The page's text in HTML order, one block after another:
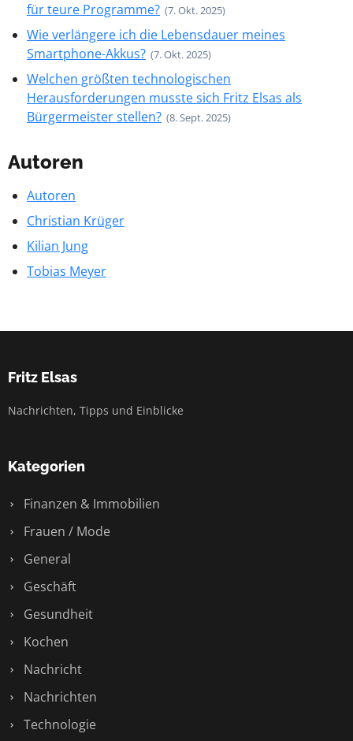
für teure Programme? (7. Okt. 2025)
Wie verlängere ich die Lebensdauer meines
Smartphone-Akkus? (7. Okt. 2025)
Welchen größten technologischen
Herausforderungen musste sich Fritz Elsas als
Bürgermeister stellen? (8. Sept. 2025)
Autoren
Autoren
Christian Krüger
Kilian Jung
Tobias Meyer
Fritz Elsas
Nachrichten, Tipps und Einblicke
Kategorien
Finanzen & Immobilien
Frauen / Mode
General
Geschäft
Gesundheit
Kochen
Nachricht
Nachrichten
Technologie